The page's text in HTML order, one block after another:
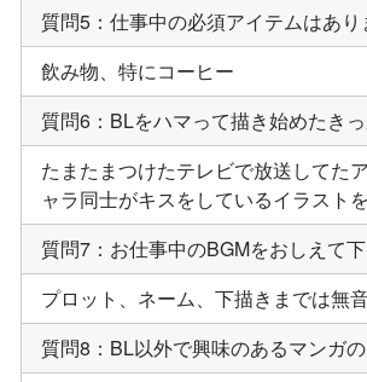
質問5：仕事中の必須アイテムはあり
飲み物、特にコーヒー
質問6：BLをハマって描き始めたき
たまたまつけたテレビで放送してた
ャラ同士がキスをしているイラスト
質問7：お仕事中のBGMをおしえて下
プロット、ネーム、下描きまでは無
質問8：BL以外で興味のあるマンガ